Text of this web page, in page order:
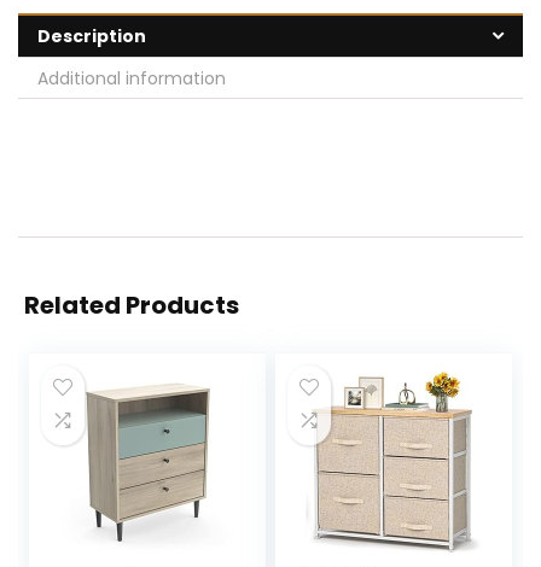
Description
Additional information
Related Products